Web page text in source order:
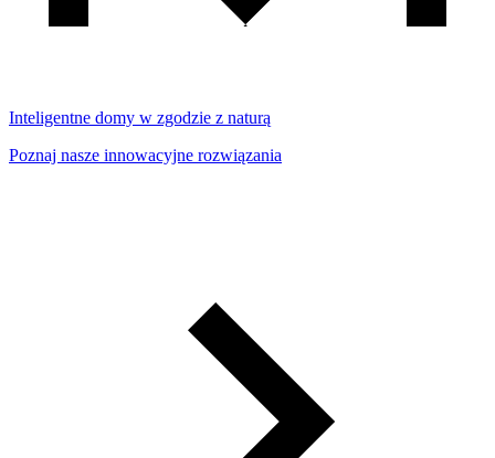
Inteligentne domy w zgodzie z naturą
Poznaj nasze innowacyjne rozwiązania